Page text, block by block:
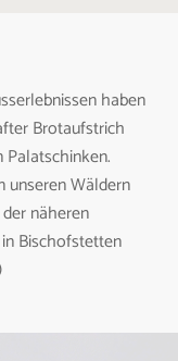
haben
Brotaufstrich
unseren Wäldern
näheren
Bischofstetten